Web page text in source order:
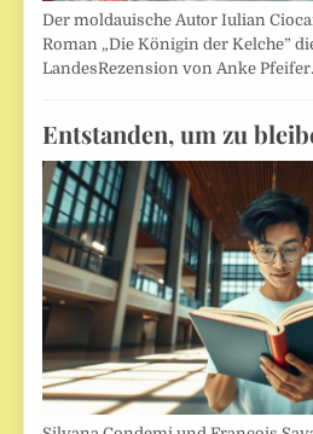
Der moldauische Autor Iulian
Roman „Die Königin der Kelche”
LandesRezension von Anke
Entstanden, um zu